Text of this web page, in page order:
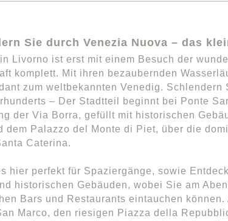
Sie durch Venezia Nuova – das
Livorno ist erst mit einem Besuch der
komplett. Mit ihren bezaubernden
zum weltbekannten Venedig. Schlendern
– Der Stadtteil beginnt bei Ponte
der Via Borra, gefüllt mit historischen
dem Palazzo del Monte di Piet, über die
Caterina.
hier perfekt für Spaziergänge, sowie
historischen Gebäuden, wobei Sie am
Bars und Restaurants eintauchen
Marco, den riesigen Piazza della